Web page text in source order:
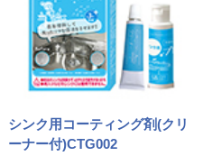
シンク用コーティング剤(クリ
ーナー付)CTG002